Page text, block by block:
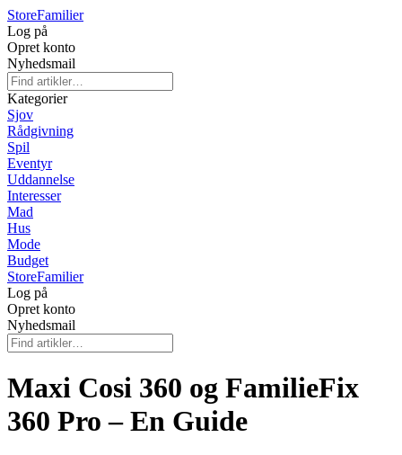
StoreFamilier
Log på
Opret konto
Nyhedsmail
Kategorier
Sjov
Rådgivning
Spil
Eventyr
Uddannelse
Interesser
Mad
Hus
Mode
Budget
StoreFamilier
Log på
Opret konto
Nyhedsmail
Maxi Cosi 360 og FamilieFix
360 Pro – En Guide